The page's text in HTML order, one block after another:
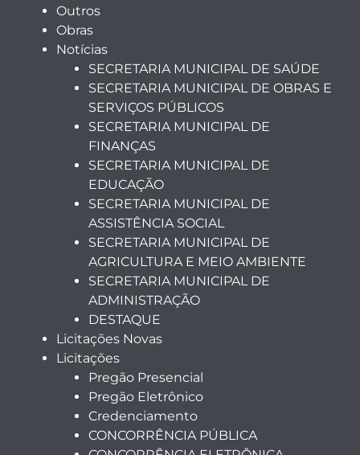
Outros
Obras
Notícias
SECRETARIA MUNICIPAL DE SAÚDE
SECRETARIA MUNICIPAL DE OBRAS E
SERVIÇOS PÚBLICOS
SECRETARIA MUNICIPAL DE
FINANÇAS
SECRETARIA MUNICIPAL DE
EDUCAÇÃO
SECRETARIA MUNICIPAL DE
ASSISTÊNCIA SOCIAL
SECRETARIA MUNICIPAL DE
AGRICULTURA E MEIO AMBIENTE
SECRETARIA MUNICIPAL DE
ADMINISTRAÇÃO
DESTAQUE
Licitações Novas
Licitações
Pregão Presencial
Pregão Eletrônico
Credenciamento
CONCORRÊNCIA PÚBLICA